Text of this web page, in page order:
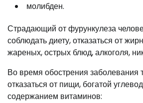
молибден.
Страдающий от фурункулеза
соблюдать диету, отказаться от
жареных, острых блюд, алкоголя,
Во время обострения заболевания
отказаться от пищи, богатой
содержанием витаминов: